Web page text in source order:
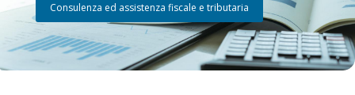
Consulenza ed assistenza fiscale e tributaria